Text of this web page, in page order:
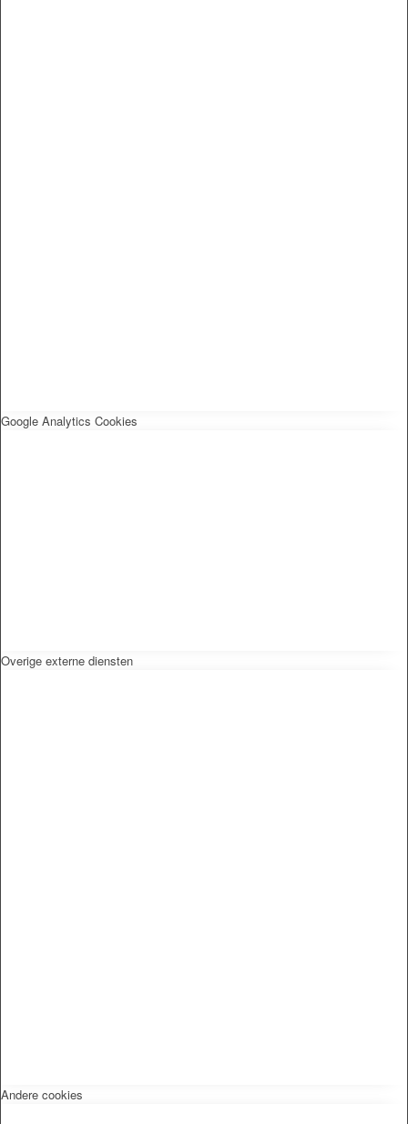
Google Analytics Cookies
Overige externe diensten
Andere cookies